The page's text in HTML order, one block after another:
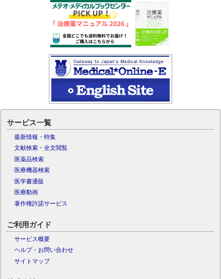
サービス一覧
最新情報・特集
文献検索・全文閲覧
医薬品検索
医療機器検索
医学書通販
医療動画
著作権許諾サービス
ご利用ガイド
サービス概要
ヘルプ・お問い合わせ
サイトマップ